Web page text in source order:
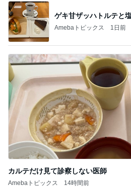
カルテだけ見て診察しない医師
Amebaトピックス 14時間前
記事を読む